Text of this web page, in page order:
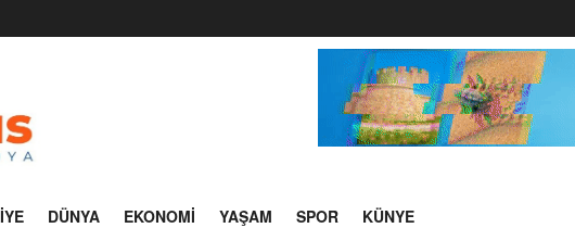
DÜNYA EKONOMI YAŞAM SPOR KÜNYE